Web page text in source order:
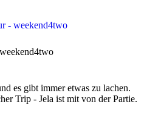
- weekend4two
es gibt immer etwas zu lachen.
Trip - Jela ist mit von der Partie.